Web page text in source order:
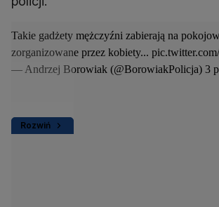
Rozwiń
Takie gadżety mężczyźni zabierają na
zorganizowane przez kobiety...
— Andrzej Borowiak (@BorowiakPolicja) 3